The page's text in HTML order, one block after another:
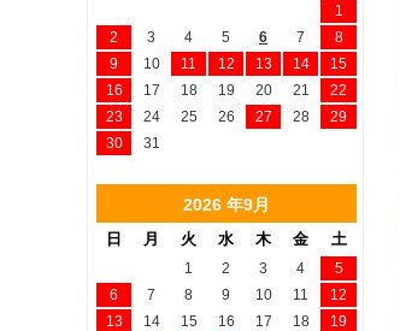
1
2
3 4 5 6 7
8
9
10 11 12 13 14
15
16
17 18 19 20 21
22
23
24 25 26 27 28
29
30
31
2026 年9月
日 月 火 水 木 金 土
1 2 3 4
5
6
7 8 9 10 11
12
13
14 15 16 17 18
19